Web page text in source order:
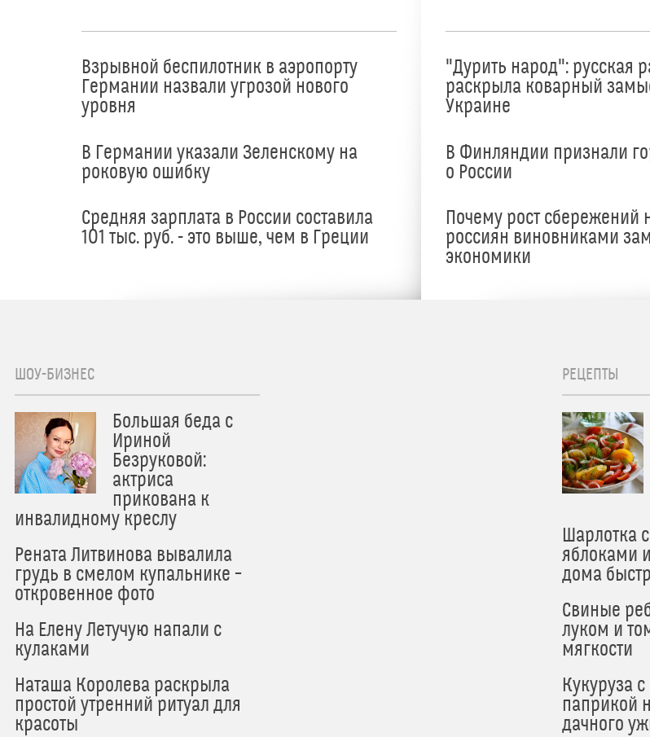
Взрывной беспилотник в аэропорту
Германии назвали угрозой нового
уровня
В Германии указали Зеленскому на
роковую ошибку
Средняя зарплата в России составила
101 тыс. руб. - это выше, чем в Греции
"Дурить народ": русская
раскрыла коварный
Украине
В Финляндии признали
о России
Почему рост сбережений
россиян виновниками
экономики
ШОУ-БИЗНЕС
Большая беда с
Ириной
Безруковой:
актриса
прикована к
инвалидному креслу
Рената Литвинова вывалила
грудь в смелом купальнике –
откровенное фото
На Елену Летучую напали с
кулаками
Наташа Королева раскрыла
простой утренний ритуал для
красоты
РЕЦЕПТЫ
Шарлотка
яблоками
дома
Свиные
луком и
мягкости
Кукуруза
паприкой
дачного